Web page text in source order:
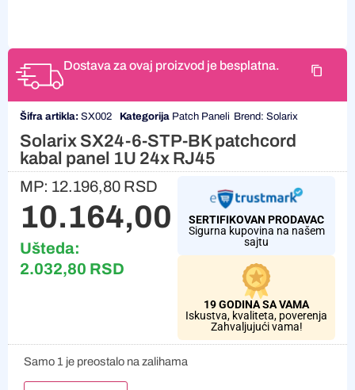
Dostava za ovaj proizvod je besplatna.
Šifra artikla: SX002 Kategorija Patch Paneli Brend: Solarix
Solarix SX24-6-STP-BK patchcord
kabal panel 1U 24x RJ45
MP: 12.196,80 RSD
10.164,00 RSD
Ušteda:
2.032,80 RSD
SERTIFIKOVAN PRODAVAC
Sigurna kupovina na našem
sajtu
19 GODINA SA VAMA
Iskustva, kvaliteta, poverenja
Zahvaljujući vama!
Samo 1 je preostalo na zalihama